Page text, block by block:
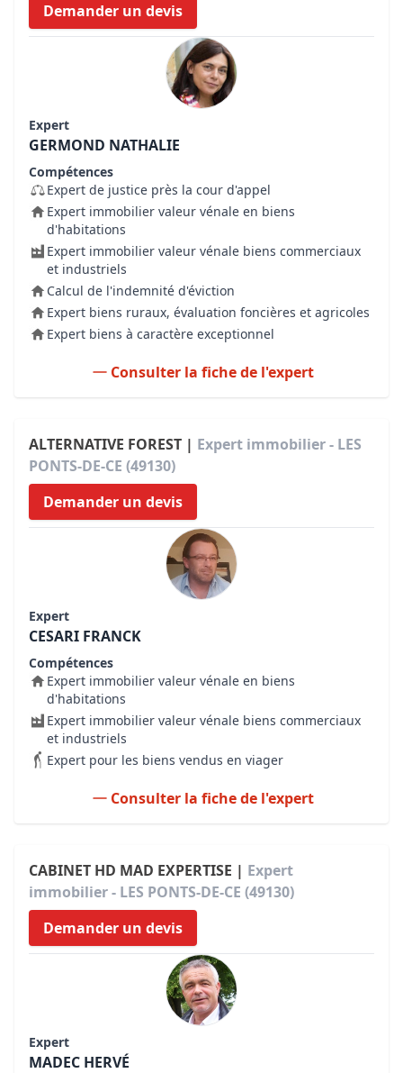
Demander un devis
Expert
GERMOND NATHALIE
Compétences
Expert de justice près la cour d'appel
Expert immobilier valeur vénale en biens
d'habitations
Expert immobilier valeur vénale biens commerciaux
et industriels
Calcul de l'indemnité d'éviction
Expert biens ruraux, évaluation foncières et agricoles
Expert biens à caractère exceptionnel
Consulter la fiche de l'expert
ALTERNATIVE FOREST | Expert immobilier - LES
PONTS-DE-CE (49130)
Demander un devis
Expert
CESARI FRANCK
Compétences
Expert immobilier valeur vénale en biens
d'habitations
Expert immobilier valeur vénale biens commerciaux
et industriels
Expert pour les biens vendus en viager
Consulter la fiche de l'expert
CABINET HD MAD EXPERTISE | Expert
immobilier - LES PONTS-DE-CE (49130)
Demander un devis
Expert
MADEC HERVÉ